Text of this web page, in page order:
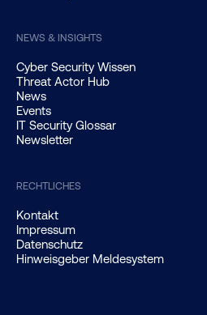
NEWS & INSIGHTS
Cyber Security Wissen
Threat Actor Hub
News
Events
IT Security Glossar
Newsletter
RECHTLICHES
Kontakt
Impressum
Datenschutz
Hinweisgeber Meldesystem